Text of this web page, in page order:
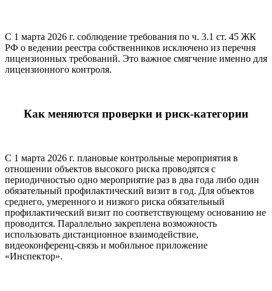
С 1 марта 2026 г. соблюдение требования по ч. 3.1 ст. 45 ЖК
РФ о ведении реестра собственников исключено из перечня
лицензионных требований. Это важное смягчение именно для
лицензионного контроля.
Как меняются проверки и риск-категории
С 1 марта 2026 г. плановые контрольные мероприятия в
отношении объектов высокого риска проводятся с
периодичностью одно мероприятие раз в два года либо один
обязательный профилактический визит в год. Для объектов
среднего, умеренного и низкого риска обязательный
профилактический визит по соответствующему основанию не
проводится. Параллельно закреплена возможность
использовать дистанционное взаимодействие,
видеоконференц-связь и мобильное приложение
«Инспектор».